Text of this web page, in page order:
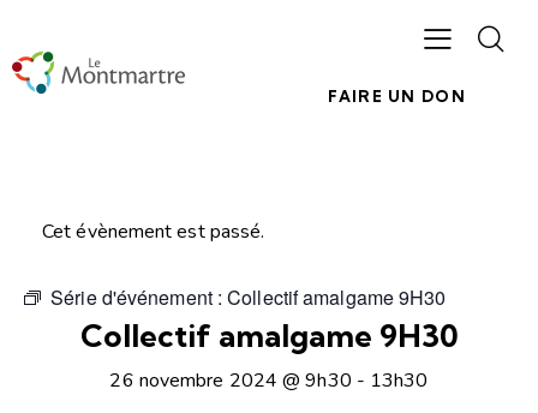
FAIRE UN DON
Cet évènement est passé.
Série d'événement :Collectif amalgame 9H30
Collectif amalgame 9H30
26 novembre 2024 @ 9h30 - 13h30